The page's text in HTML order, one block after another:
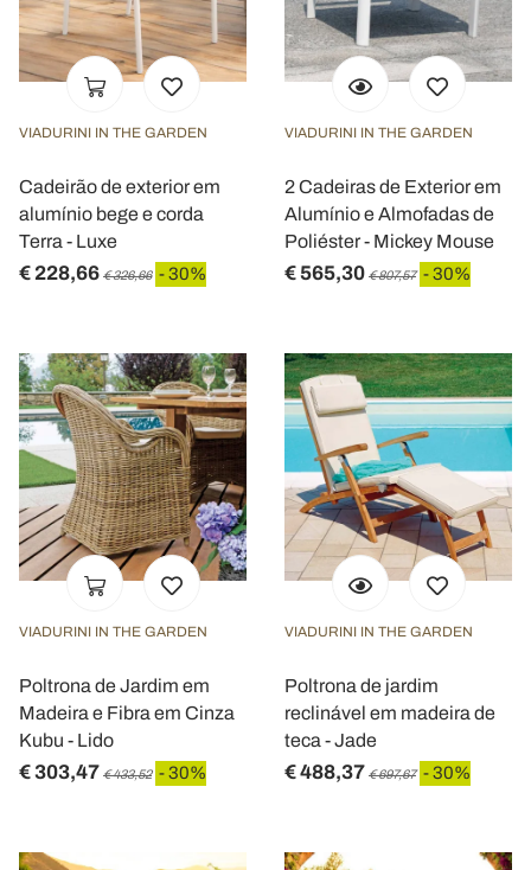
VIADURINI IN THE GARDEN
Cadeirão de exterior em
alumínio bege e corda
Terra - Luxe
€ 228,66 € 326,66 - 30%
VIADURINI IN THE GARDEN
2 Cadeiras de Exterior em
Alumínio e Almofadas de
Poliéster - Mickey Mouse
€ 565,30 € 807,57 - 30%
VIADURINI IN THE GARDEN
Poltrona de Jardim em
Madeira e Fibra em Cinza
Kubu - Lido
€ 303,47 € 433,52 - 30%
VIADURINI IN THE GARDEN
Poltrona de jardim
reclinável em madeira de
teca - Jade
€ 488,37 € 697,67 - 30%